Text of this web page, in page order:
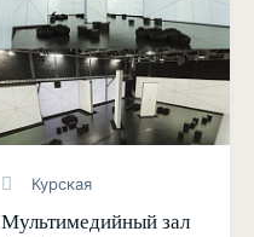
Курская
Мультимедийный зал